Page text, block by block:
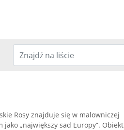
Rosy znajduje się w malowniczej
„największy sad Europy”. Obiekt